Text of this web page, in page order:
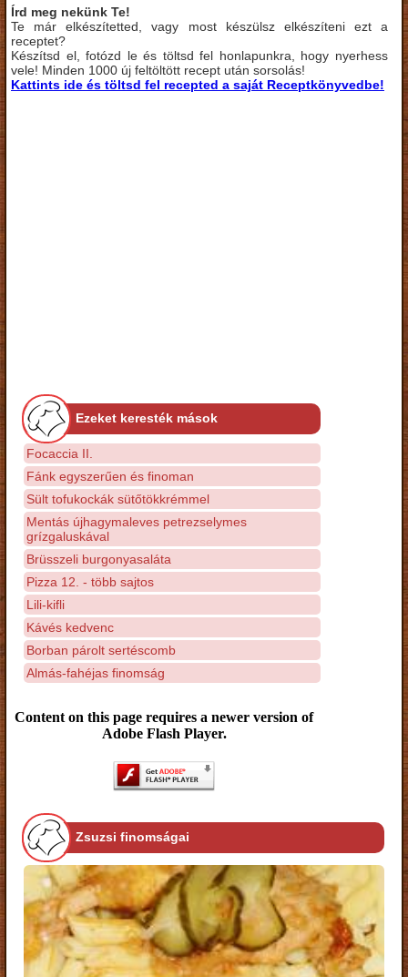
Írd meg nekünk Te!
Te már elkészítetted, vagy most készülsz elkészíteni ezt a
receptet?
Készítsd el, fotózd le és töltsd fel honlapunkra, hogy nyerhess
vele! Minden 1000 új feltöltött recept után sorsolás!
Kattints ide és töltsd fel recepted a saját Receptkönyvedbe!
Ezeket keresték mások
Focaccia II.
Fánk egyszerűen és finoman
Sült tofukockák sütőtökkrémmel
Mentás újhagymaleves petrezselymes
grízgaluskával
Brüsszeli burgonyasaláta
Pizza 12. - több sajtos
Lili-kifli
Kávés kedvenc
Borban párolt sertéscomb
Almás-fahéjas finomság
Content on this page requires a newer version of
Adobe Flash Player.
Zsuzsi finomságai